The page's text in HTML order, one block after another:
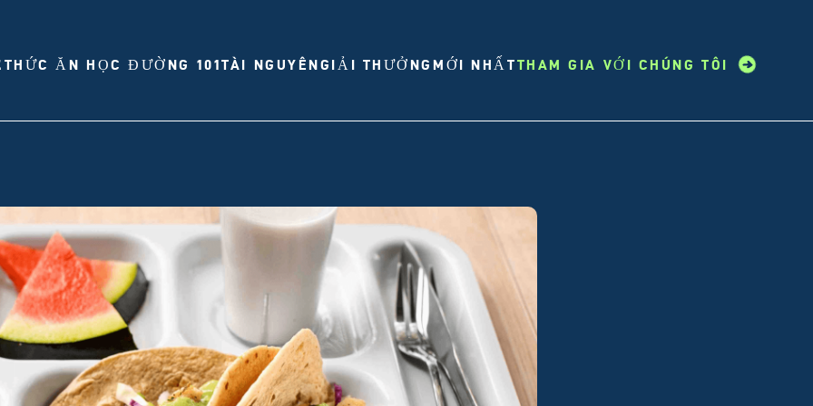
THỨC ĂN HỌC ĐƯỜNG 101TÀI NGUYÊNGIẢI THƯỞNGMỚI NHẤTTHAM GIA VỚI CHÚNG TÔI